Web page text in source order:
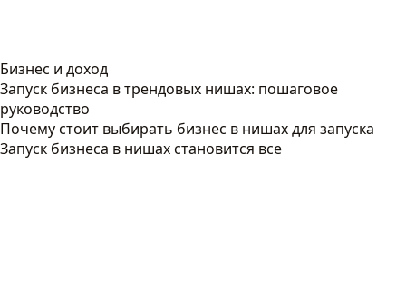
Бизнес и доход
Запуск бизнеса в трендовых нишах: пошаговое
руководство
Почему стоит выбирать бизнес в нишах для запуска
Запуск бизнеса в нишах становится все